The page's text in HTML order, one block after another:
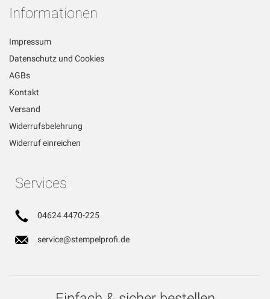
Informationen
Impressum
Datenschutz und Cookies
AGBs
Kontakt
Versand
Widerrufsbelehrung
Widerruf einreichen
Services
04624 4470-225
service@stempelprofi.de